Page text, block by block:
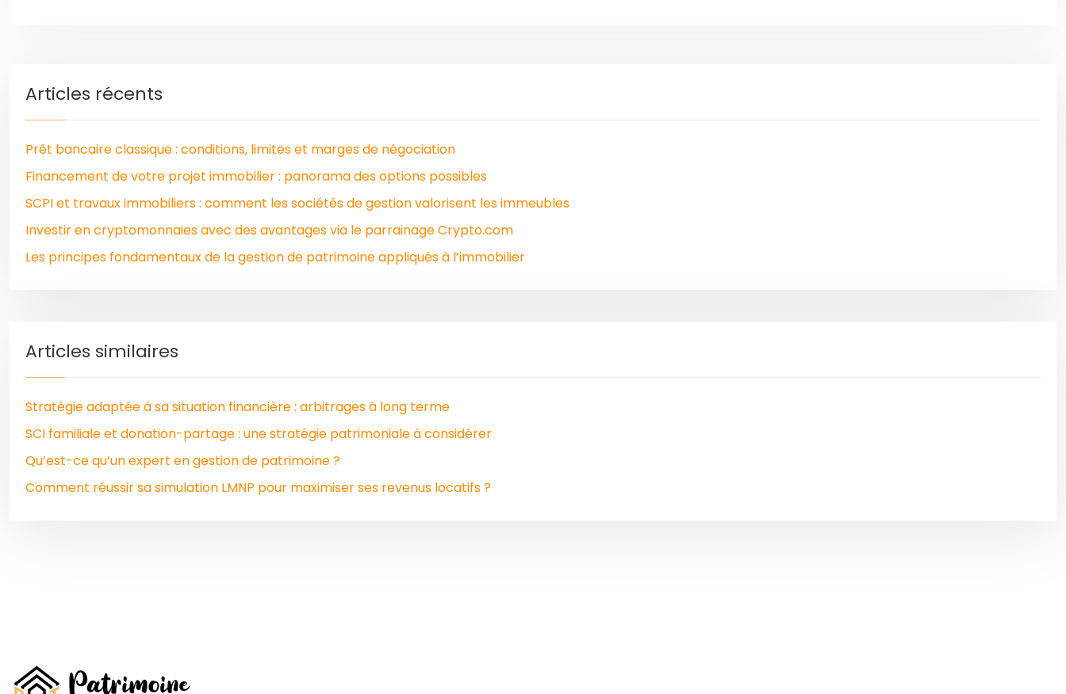
Articles récents
Prêt bancaire classique : conditions, limites et marges de négociation
Financement de votre projet immobilier : panorama des options possibles
SCPI et travaux immobiliers : comment les sociétés de gestion valorisent les immeubles
Investir en cryptomonnaies avec des avantages via le parrainage Crypto.com
Les principes fondamentaux de la gestion de patrimoine appliqués à l’immobilier
Articles similaires
Stratégie adaptée à sa situation financière : arbitrages à long terme
SCI familiale et donation-partage : une stratégie patrimoniale à considérer
Qu’est-ce qu’un expert en gestion de patrimoine ?
Comment réussir sa simulation LMNP pour maximiser ses revenus locatifs ?